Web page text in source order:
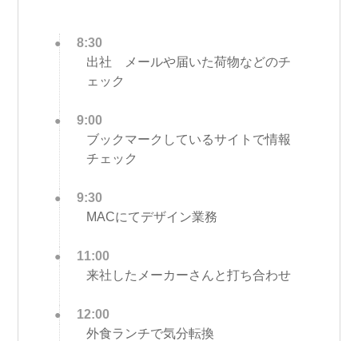
8:30
出社 メールや届いた荷物などのチ
ェック
9:00
ブックマークしているサイトで情報
チェック
9:30
MACにてデザイン業務
11:00
来社したメーカーさんと打ち合わせ
12:00
外食ランチで気分転換